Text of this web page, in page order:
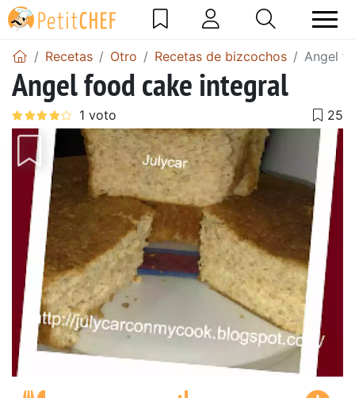
Recetas Otro Recetas de bizcochos Angel
Angel food cake integral